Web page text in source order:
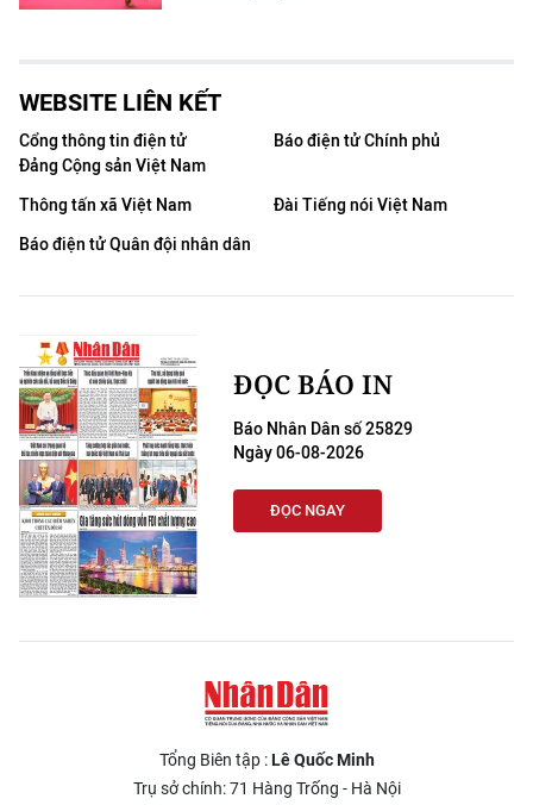
WEBSITE LIÊN KẾT
Cổng thông tin điện tử
Đảng Cộng sản Việt Nam
Báo điện tử Chính phủ
Thông tấn xã Việt Nam
Đài Tiếng nói Việt Nam
Báo điện tử Quân đội nhân dân
ĐỌC BÁO IN
Báo Nhân Dân số 25829
Ngày 06-08-2026
ĐỌC NGAY
Tổng Biên tập :Lê Quốc Minh
Trụ sở chính: 71 Hàng Trống - Hà Nội